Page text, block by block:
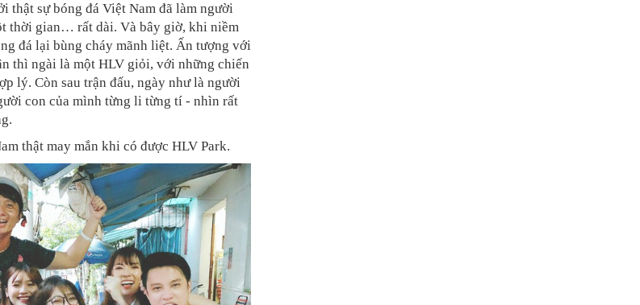
thật sự bóng đá Việt Nam đã làm người
thời gian… rất dài. Và bây giờ, khi niềm
đá lại bùng cháy mãnh liệt. Ấn tượng với
thì ngài là một HLV giỏi, với những chiến
lý. Còn sau trận đấu, ngày như là người
con của mình từng li từng tí - nhìn rất
thật may mắn khi có được HLV Park.